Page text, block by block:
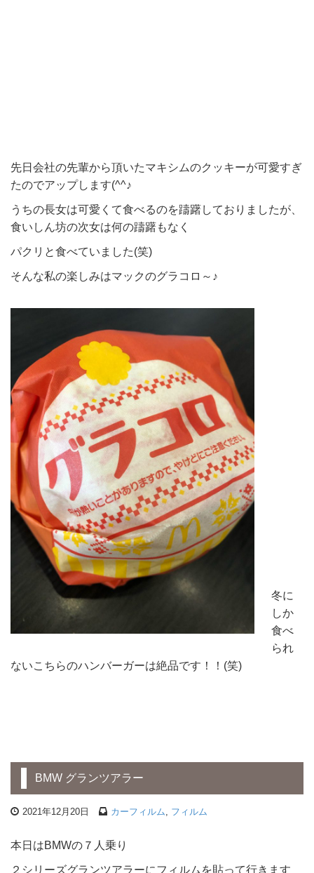
先日会社の先輩から頂いたマキシムのクッキーが可愛すぎ
たのでアップします(^^♪
うちの長女は可愛くて食べるのを躊躇しておりましたが、
食いしん坊の次女は何の躊躇もなく
パクリと食べていました(笑)
そんな私の楽しみはマックのグラコロ～♪
冬に
しか
食べ
られ
ないこちらのハンバーガーは絶品です！！(笑)
BMW グランツアラー
2021年12月20日 カーフィルム フィルム
本日はBMWの７人乗り
２シリーズグランツアラーにフィルムを貼って行きます